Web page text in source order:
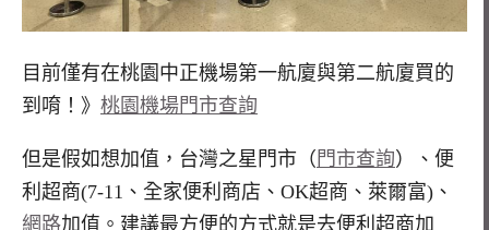
目前僅有在桃園中正機場第一航廈與第二航廈買的
到唷！》 桃園機場門市查詢
但是假如想加值，台灣之星門市（ 門市查詢）、便
利超商(7-11、全家便利商店、OK超商、萊爾富)、
網路加值。建議最方便的方式就是去便利超商加